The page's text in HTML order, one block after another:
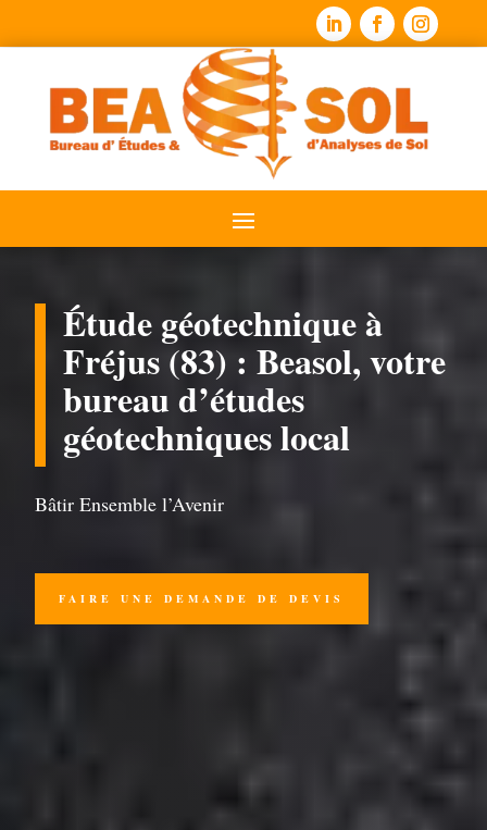
Étude géotechnique à
Fréjus (83) : Beasol, votre
bureau d’études
géotechniques local
Bâtir Ensemble l’Avenir
FAIRE UNE DEMANDE DE DEVIS